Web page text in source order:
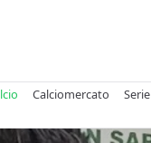
Calciomercato